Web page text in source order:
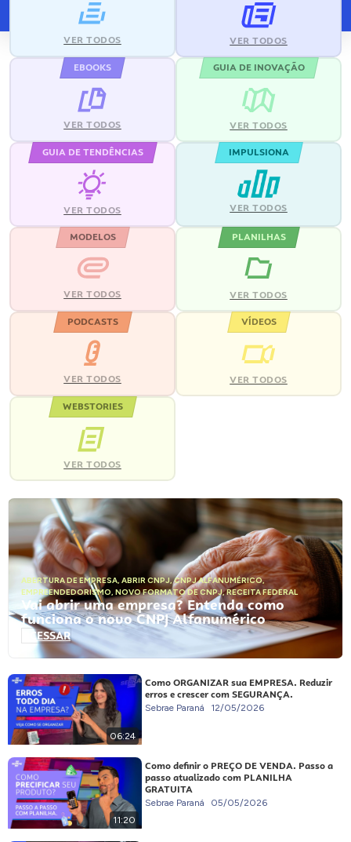
VER TODOS VER TODOS
EBOOKS
VER TODOS
GUIA DE INOVAÇÃO
VER TODOS
GUIA DE TENDÊNCIAS
VER TODOS
IMPULSIONA
VER TODOS
MODELOS
VER TODOS
PLANILHAS
VER TODOS
PODCASTS
VER TODOS
VÍDEOS
VER TODOS
WEBSTORIES
VER TODOS
ABERTURA DE EMPRESA, ABRIR CNPJ,CNPJ ALFANUMÉRICO,
EMPREENDEDORISMO, NOVO FORMATO DE CNPJ,RECEITA FEDERAL
Vai abrir uma empresa? Entenda como
funciona o novo CNPJ Alfanumérico
ACESSAR
06:24
Como ORGANIZAR sua EMPRESA. Reduzir
erros e crescer com SEGURANÇA.
Sebrae Paraná 12/05/2026
11:20
Como definir o PREÇO DE VENDA. Passo a
passo atualizado com PLANILHA
GRATUITA
Sebrae Paraná 05/05/2026